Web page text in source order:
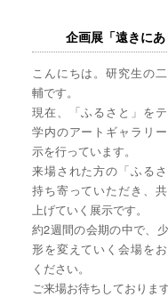
企画展「遠きに
こんにちは。研究生の
輔です。
現在、「ふるさと」を
学内のアートギャラリ
示を行っています。
来場された方の「ふる
持ち寄っていただき、
上げていく展示です。
約2週間の会期の中で、
形を変えていく会場を
ください。
ご来場お待ちしておりま